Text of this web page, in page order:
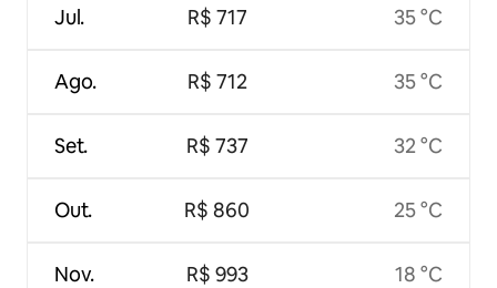
Jul.
Ago.
Set.
Out.
Nov.
R$ 717
R$ 712
R$ 737
R$ 860
R$ 993
35 °C
35 °C
32 °C
25 °C
18 °C